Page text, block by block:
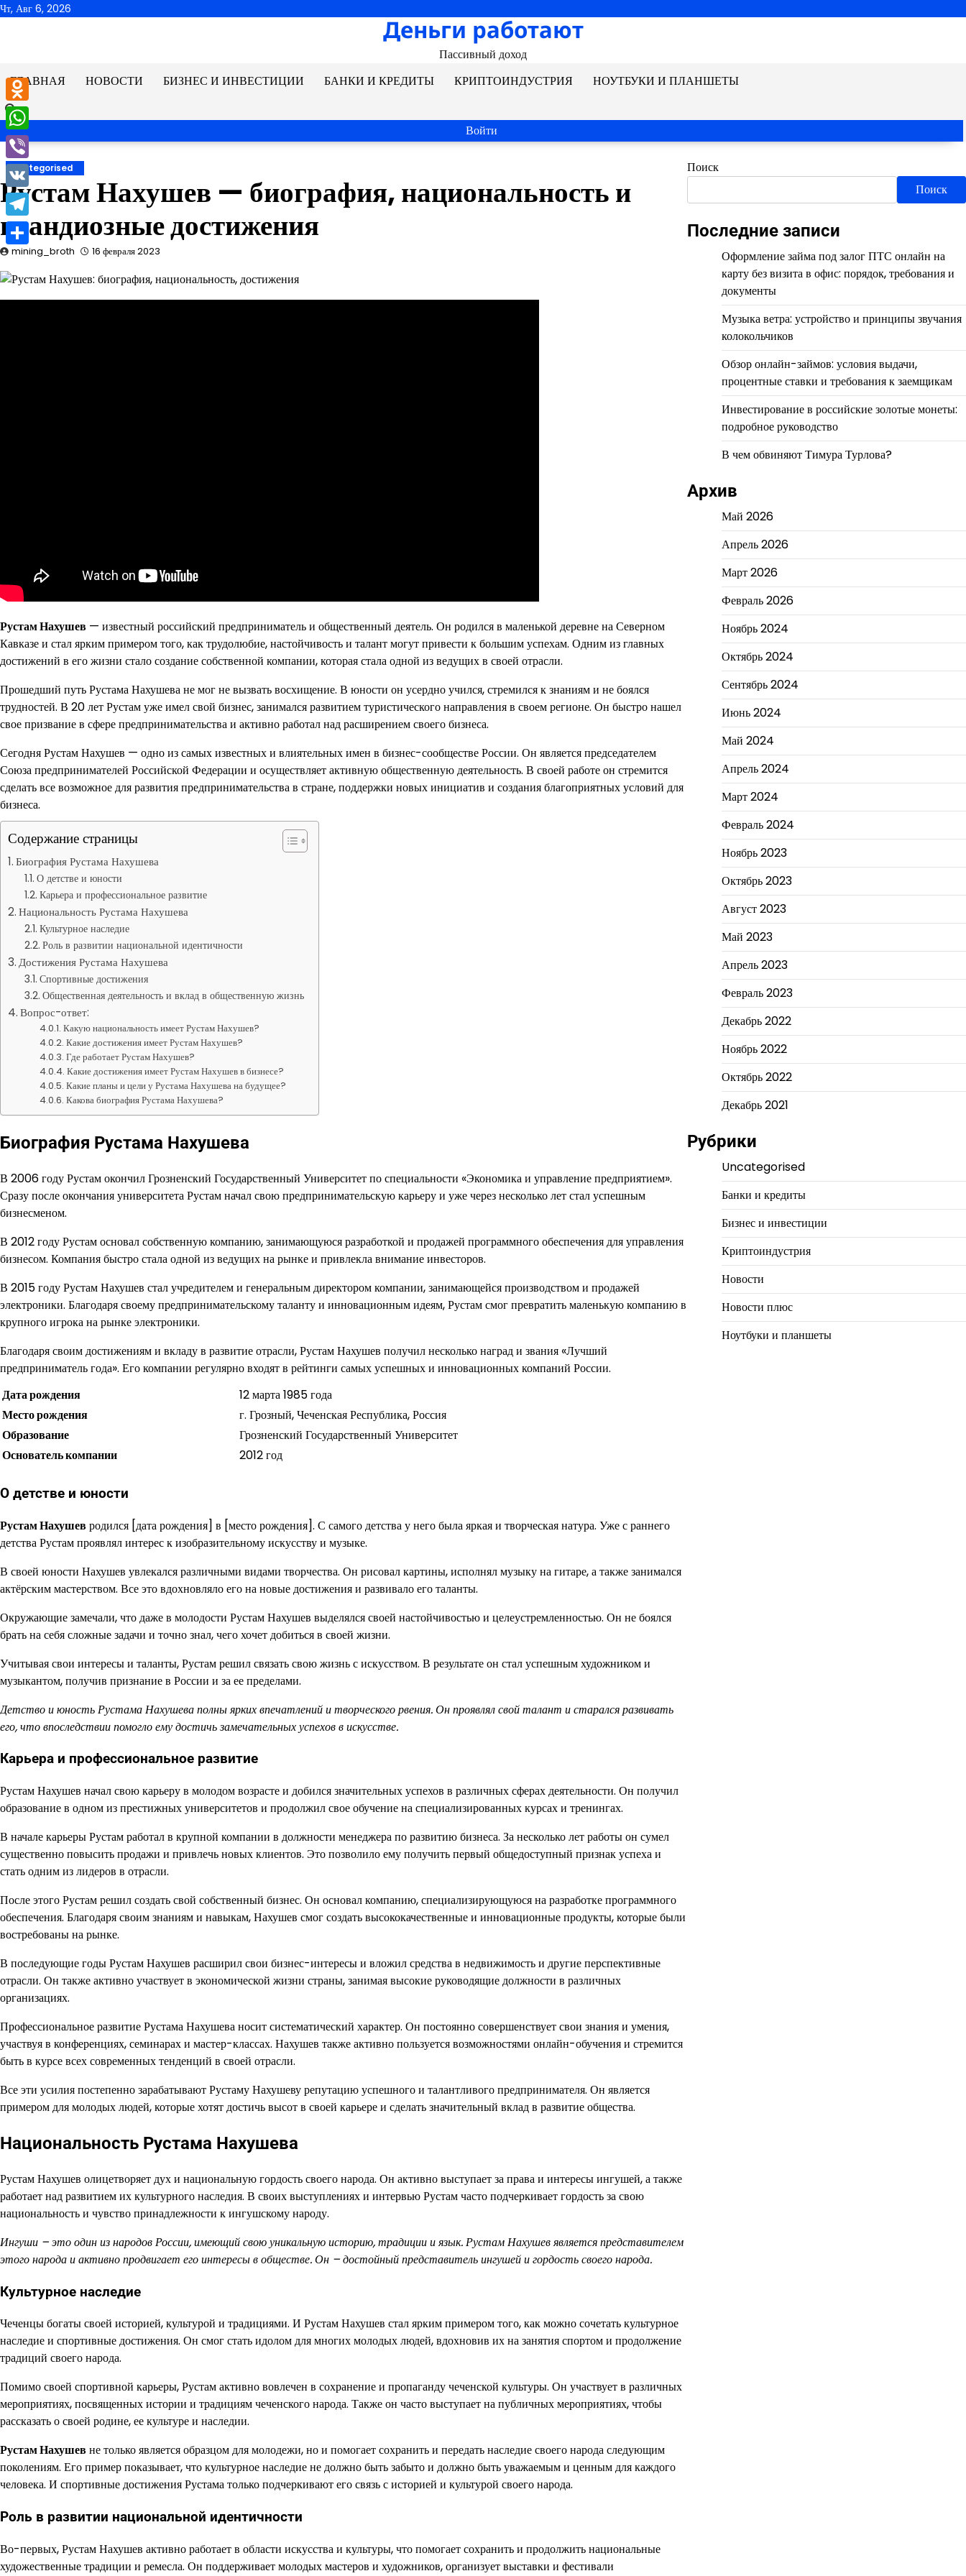
Перейти
Чт, Авг 6, 2026
Деньги работают
Пассивный доход
ГЛАВНАЯ
НОВОСТИ БИЗНЕС И ИНВЕСТИЦИИ БАНКИ И КРЕДИТЫ КРИПТОИНДУСТРИЯ НОУТБУКИ И ПЛАНШЕТЫ
Войти
Uncategorised
Рустам Нахушев — биография, национальность и
грандиозные достижения
mining_broth 16 февраля 2023
Рустам Нахушев — известный российский предприниматель и общественный деятель. Он родился в маленькой деревне на Северном
Кавказе и стал ярким примером того, как трудолюбие, настойчивость и талант могут привести к большим успехам. Одним из главных
достижений в его жизни стало создание собственной компании, которая стала одной из ведущих в своей отрасли.
Прошедший путь Рустама Нахушева не мог не вызвать восхищение. В юности он усердно учился, стремился к знаниям и не боялся
трудностей. В 20 лет Рустам уже имел свой бизнес, занимался развитием туристического направления в своем регионе. Он быстро нашел
свое призвание в сфере предпринимательства и активно работал над расширением своего бизнеса.
Сегодня Рустам Нахушев — одно из самых известных и влиятельных имен в бизнес-сообществе России. Он является председателем
Союза предпринимателей Российской Федерации и осуществляет активную общественную деятельность. В своей работе он стремится
сделать все возможное для развития предпринимательства в стране, поддержки новых инициатив и создания благоприятных условий для
бизнеса.
Содержание страницы
Биография Рустама Нахушева
О детстве и юности
Карьера и профессиональное развитие
Национальность Рустама Нахушева
Культурное наследие
Роль в развитии национальной идентичности
Достижения Рустама Нахушева
Спортивные достижения
Общественная деятельность и вклад в общественную жизнь
Вопрос-ответ:
Какую национальность имеет Рустам Нахушев?
Какие достижения имеет Рустам Нахушев?
Где работает Рустам Нахушев?
Какие достижения имеет Рустам Нахушев в бизнесе?
Какие планы и цели у Рустама Нахушева на будущее?
Какова биография Рустама Нахушева?
Биография Рустама Нахушева
В 2006 году Рустам окончил Грозненский Государственный Университет по специальности «Экономика и управление предприятием».
Сразу после окончания университета Рустам начал свою предпринимательскую карьеру и уже через несколько лет стал успешным
бизнесменом.
В 2012 году Рустам основал собственную компанию, занимающуюся разработкой и продажей программного обеспечения для управления
бизнесом. Компания быстро стала одной из ведущих на рынке и привлекла внимание инвесторов.
В 2015 году Рустам Нахушев стал учредителем и генеральным директором компании, занимающейся производством и продажей
электроники. Благодаря своему предпринимательскому таланту и инновационным идеям, Рустам смог превратить маленькую компанию в
крупного игрока на рынке электроники.
Благодаря своим достижениям и вкладу в развитие отрасли, Рустам Нахушев получил несколько наград и звания «Лучший
предприниматель года». Его компании регулярно входят в рейтинги самых успешных и инновационных компаний России.
Дата рождения
12 марта 1985 года
Место рождения
г. Грозный, Чеченская Республика, Россия
Образование
Грозненский Государственный Университет
Основатель компании
2012 год
О детстве и юности
Рустам Нахушевродился [дата рождения] в [место рождения]. С самого детства у него была яркая и творческая натура. Уже с раннего
детства Рустам проявлял интерес к изобразительному искусству и музыке.
В своей юности Нахушев увлекался различными видами творчества. Он рисовал картины, исполнял музыку на гитаре, а также занимался
актёрским мастерством. Все это вдохновляло его на новые достижения и развивало его таланты.
Окружающие замечали, что даже в молодости Рустам Нахушев выделялся своей настойчивостью и целеустремленностью. Он не боялся
брать на себя сложные задачи и точно знал, чего хочет добиться в своей жизни.
Учитывая свои интересы и таланты, Рустам решил связать свою жизнь с искусством. В результате он стал успешным художником и
музыкантом, получив признание в России и за ее пределами.
Детство и юность Рустама Нахушева полны ярких впечатлений и творческого рвения. Он проявлял свой талант и старался развивать
его, что впоследствии помогло ему достичь замечательных успехов в искусстве.
Карьера и профессиональное развитие
Рустам Нахушев начал свою карьеру в молодом возрасте и добился значительных успехов в различных сферах деятельности. Он получил
образование в одном из престижных университетов и продолжил свое обучение на специализированных курсах и тренингах.
В начале карьеры Рустам работал в крупной компании в должности менеджера по развитию бизнеса. За несколько лет работы он сумел
существенно повысить продажи и привлечь новых клиентов. Это позволило ему получить первый общедоступный признак успеха и
стать одним из лидеров в отрасли.
После этого Рустам решил создать свой собственный бизнес. Он основал компанию, специализирующуюся на разработке программного
обеспечения. Благодаря своим знаниям и навыкам, Нахушев смог создать высококачественные и инновационные продукты, которые были
востребованы на рынке.
В последующие годы Рустам Нахушев расширил свои бизнес-интересы и вложил средства в недвижимость и другие перспективные
отрасли. Он также активно участвует в экономической жизни страны, занимая высокие руководящие должности в различных
организациях.
Профессиональное развитие Рустама Нахушева носит систематический характер. Он постоянно совершенствует свои знания и умения,
участвуя в конференциях, семинарах и мастер-классах. Нахушев также активно пользуется возможностями онлайн-обучения и стремится
быть в курсе всех современных тенденций в своей отрасли.
Все эти усилия постепенно зарабатывают Рустаму Нахушеву репутацию успешного и талантливого предпринимателя. Он является
примером для молодых людей, которые хотят достичь высот в своей карьере и сделать значительный вклад в развитие общества.
Национальность Рустама Нахушева
Рустам Нахушев олицетворяет дух и национальную гордость своего народа. Он активно выступает за права и интересы ингушей, а также
работает над развитием их культурного наследия. В своих выступлениях и интервью Рустам часто подчеркивает гордость за свою
национальность и чувство принадлежности к ингушскому народу.
Ингуши – это один из народов России, имеющий свою уникальную историю, традиции и язык. Рустам Нахушев является представителем
этого народа и активно продвигает его интересы в обществе. Он – достойный представитель ингушей и гордость своего народа.
Культурное наследие
Чеченцы богаты своей историей, культурой и традициями. И Рустам Нахушев стал ярким примером того, как можно сочетать культурное
наследие и спортивные достижения. Он смог стать идолом для многих молодых людей, вдохновив их на занятия спортом и продолжение
традиций своего народа.
Помимо своей спортивной карьеры, Рустам активно вовлечен в сохранение и пропаганду чеченской культуры. Он участвует в различных
мероприятиях, посвященных истории и традициям чеченского народа. Также он часто выступает на публичных мероприятиях, чтобы
рассказать о своей родине, ее культуре и наследии.
Рустам Нахушевне только является образцом для молодежи, но и помогает сохранить и передать наследие своего народа следующим
поколениям. Его пример показывает, что культурное наследие не должно быть забыто и должно быть уважаемым и ценным для каждого
человека. И спортивные достижения Рустама только подчеркивают его связь с историей и культурой своего народа.
Роль в развитии национальной идентичности
Во-первых, Рустам Нахушев активно работает в области искусства и культуры, что помогает сохранить и продолжить национальные
художественные традиции и ремесла. Он поддерживает молодых мастеров и художников, организует выставки и фестивали
Поиск
Поиск
Последние записи
Оформление займа под залог ПТС онлайн на
карту без визита в офис: порядок, требования и
документы
Музыка ветра: устройство и принципы звучания
колокольчиков
Обзор онлайн-займов: условия выдачи,
процентные ставки и требования к заемщикам
Инвестирование в российские золотые монеты:
подробное руководство
В чем обвиняют Тимура Турлова?
Архив
Май 2026
Апрель 2026
Март 2026
Февраль 2026
Ноябрь 2024
Октябрь 2024
Сентябрь 2024
Июнь 2024
Май 2024
Апрель 2024
Март 2024
Февраль 2024
Ноябрь 2023
Октябрь 2023
Август 2023
Май 2023
Апрель 2023
Февраль 2023
Декабрь 2022
Ноябрь 2022
Октябрь 2022
Декабрь 2021
Рубрики
Uncategorised
Банки и кредиты
Бизнес и инвестиции
Криптоиндустрия
Новости
Новости плюс
Ноутбуки и планшеты
Odnoklassniki
WhatsApp
Viber
VK
Telegram
Отправить